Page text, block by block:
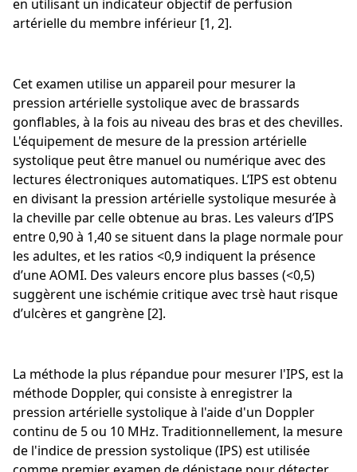
en utilisant un indicateur objectif de perfusion
artérielle du membre inférieur [1, 2].
Cet examen utilise un appareil pour mesurer la
pression artérielle systolique avec de brassards
gonflables, à la fois au niveau des bras et des chevilles.
L'équipement de mesure de la pression artérielle
systolique peut être manuel ou numérique avec des
lectures électroniques automatiques. L’IPS est obtenu
en divisant la pression artérielle systolique mesurée à
la cheville par celle obtenue au bras. Les valeurs d’IPS
entre 0,90 à 1,40 se situent dans la plage normale pour
les adultes, et les ratios <0,9 indiquent la présence
d’une AOMI. Des valeurs encore plus basses (<0,5)
suggèrent une ischémie critique avec trsè haut risque
d’ulcères et gangrène [2].
La méthode la plus répandue pour mesurer l'IPS, est la
méthode Doppler, qui consiste à enregistrer la
pression artérielle systolique à l'aide d'un Doppler
continu de 5 ou 10 MHz. Traditionnellement, la mesure
de l'indice de pression systolique (IPS) est utilisée